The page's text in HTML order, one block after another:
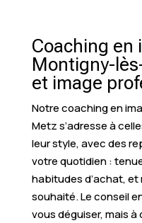
Coaching en
Montigny-
et image
Notre coaching en
Metz s’adresse à
leur style, avec des
votre quotidien :
habitudes d’achat,
souhaité. Le conseil
vous déguiser, mais